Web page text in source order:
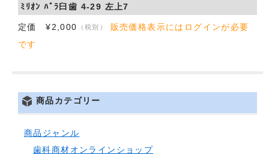
ﾐﾘｵﾝ ﾊﾞﾗ臼歯 4-29 左上7
定価 ¥2,000 （税別）
販売価格表示にはログインが必要
です
商品カテゴリー
商品ジャンル
歯科商材オンラインショップ